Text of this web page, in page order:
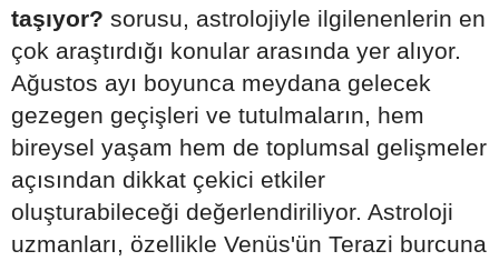
taşıyor? sorusu, astrolojiyle ilgilenenlerin en
çok araştırdığı konular arasında yer alıyor.
Ağustos ayı boyunca meydana gelecek
gezegen geçişleri ve tutulmaların, hem
bireysel yaşam hem de toplumsal gelişmeler
açısından dikkat çekici etkiler
oluşturabileceği değerlendiriliyor. Astroloji
uzmanları, özellikle Venüs'ün Terazi burcuna